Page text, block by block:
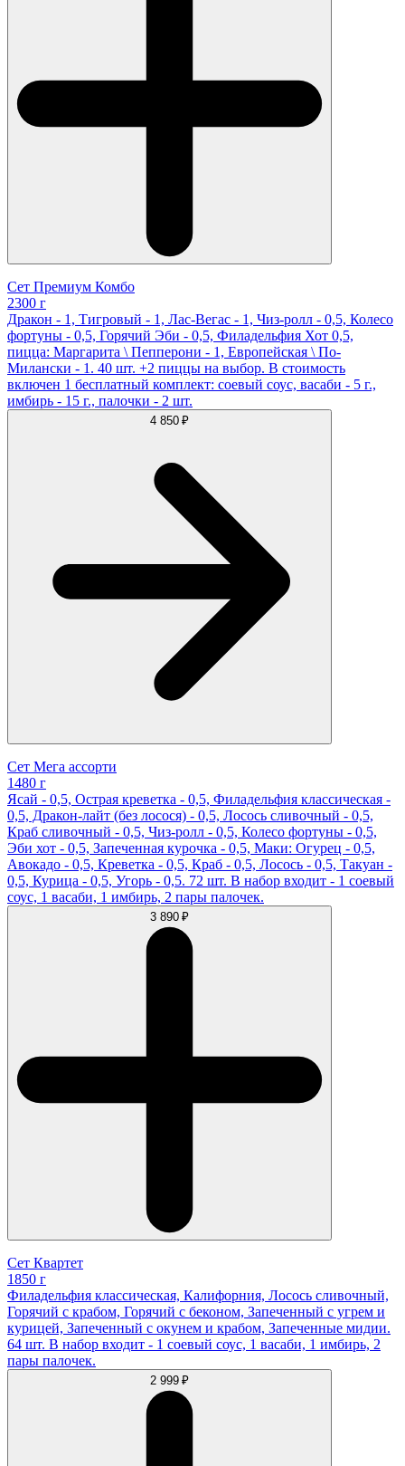
Сет Премиум Комбо
2300 г
Дракон - 1, Тигровый - 1, Лас-Вегас - 1, Чиз-ролл - 0,5, Колесо
фортуны - 0,5, Горячий Эби - 0,5, Филадельфия Хот 0,5,
пицца: Маргарита \ Пепперони - 1, Европейская \ По-
Милански - 1. 40 шт. +2 пиццы на выбор. В стоимость
включен 1 бесплатный комплект: соевый соус, васаби - 5 г.,
имбирь - 15 г., палочки - 2 шт.
4 850 ₽
Сет Мега ассорти
1480 г
Ясай - 0,5, Острая креветка - 0,5, Филадельфия классическая -
0,5, Дракон-лайт (без лосося) - 0,5, Лосось сливочный - 0,5,
Краб сливочный - 0,5, Чиз-ролл - 0,5, Колесо фортуны - 0,5,
Эби хот - 0,5, Запеченная курочка - 0,5, Маки: Огурец - 0,5,
Авокадо - 0,5, Креветка - 0,5, Краб - 0,5, Лосось - 0,5, Такуан -
0,5, Курица - 0,5, Угорь - 0,5. 72 шт. В набор входит - 1 соевый
соус, 1 васаби, 1 имбирь, 2 пары палочек.
3 890 ₽
Сет Квартет
1850 г
Филадельфия классическая, Калифорния, Лосось сливочный,
Горячий с крабом, Горячий с беконом, Запеченный с угрем и
курицей, Запеченный с окунем и крабом, Запеченные мидии.
64 шт. В набор входит - 1 соевый соус, 1 васаби, 1 имбирь, 2
пары палочек.
2 999 ₽